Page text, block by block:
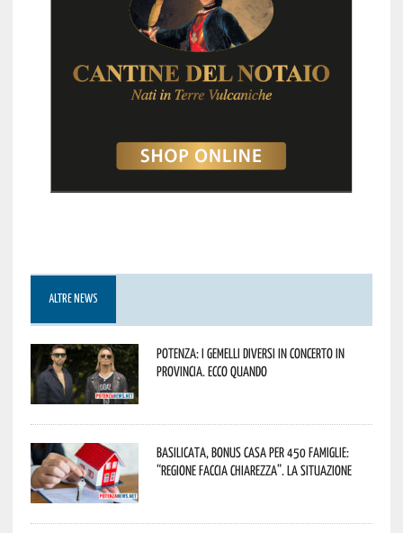
ALTRE NEWS
Potenza: i Gemelli DiVersi in concerto in
provincia. Ecco quando
Basilicata, Bonus casa per 450 famiglie:
“Regione faccia chiarezza”. La situazione